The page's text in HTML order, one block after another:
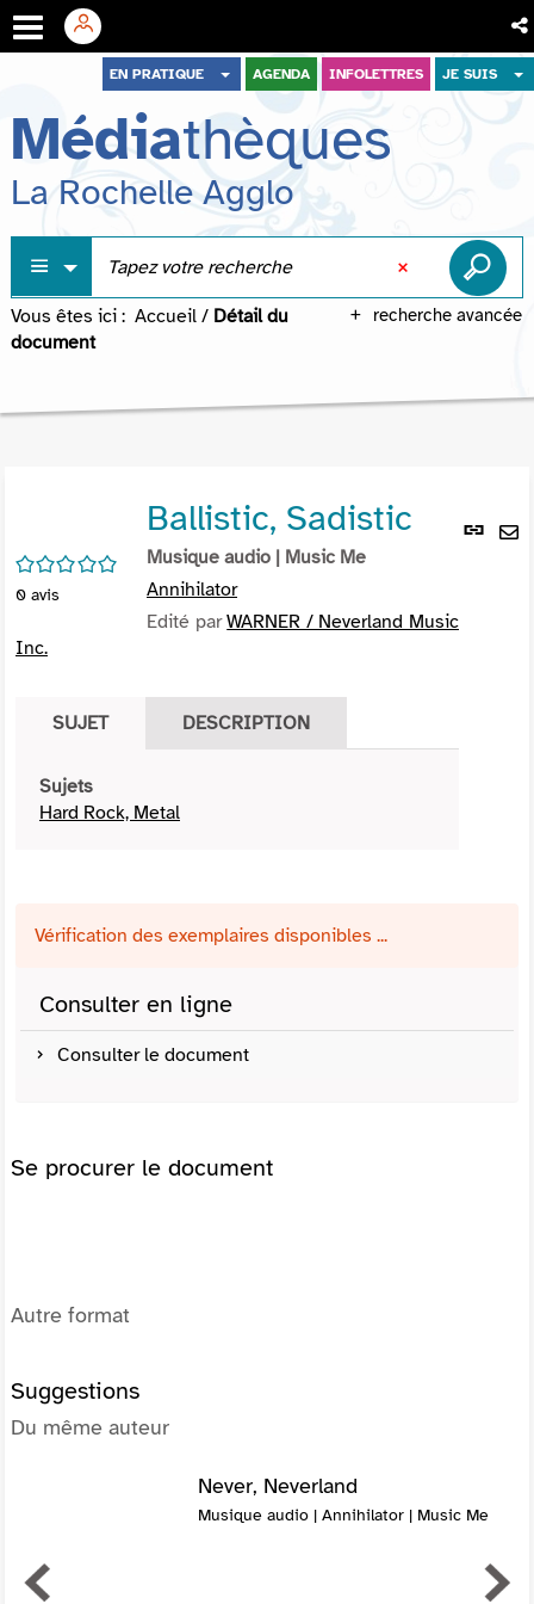
menu
contenu
recherche
EN PRATIQUE AGENDA INFOLETTRES JE SUIS
Médiathèques
La Rochelle Agglo
recherche avancée
Vous êtes ici : Accueil / Détail du
document
Lien
/5
0 avis
Ballistic, Sadistic
Musique audio | Music Me
Annihilator
Edité parWARNER / Neverland Music
Inc.
SUJET DESCRIPTION
Sujets
Hard Rock, Metal
Vérification des exemplaires disponibles ...
Consulter en ligne
Consulter le document
Se procurer le document
Autre format
Suggestions
Du même auteur
Never, Neverland
Musique audio | Annihilator | Music Me